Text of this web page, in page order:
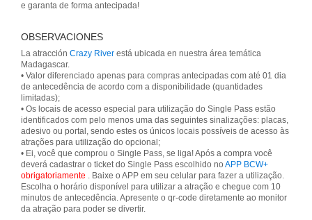
e garanta de forma antecipada!
OBSERVACIONES
La atracción Crazy River está ubicada en nuestra área temática
Madagascar.
• Valor diferenciado apenas para compras antecipadas com até 01 dia
de antecedência de acordo com a disponibilidade (quantidades
limitadas);
• Os locais de acesso especial para utilização do Single Pass estão
identificados com pelo menos uma das seguintes sinalizações: placas,
adesivo ou portal, sendo estes os únicos locais possíveis de acesso às
atrações para utilização do opcional;
• Ei, você que comprou o Single Pass, se liga! Após a compra você
deverá cadastrar o ticket do Single Pass escolhido no APP BCW+
obrigatoriamente . Baixe o APP em seu celular para fazer a utilização.
Escolha o horário disponível para utilizar a atração e chegue com 10
minutos de antecedência. Apresente o qr-code diretamente ao monitor
da atração para poder se divertir.